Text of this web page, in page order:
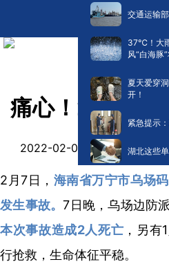
交通运输
​37℃！大
风“白海豚
夏天爱穿
开！
紧急提示
湖北这些
痛心！2名游客
2022-02-08 16:30 阅读:0
2月7日， 海南省万宁市乌场
发生事故。7日晚，乌场边防
本次事故造成2人死亡 ，另
行抢救，生命体征平稳。